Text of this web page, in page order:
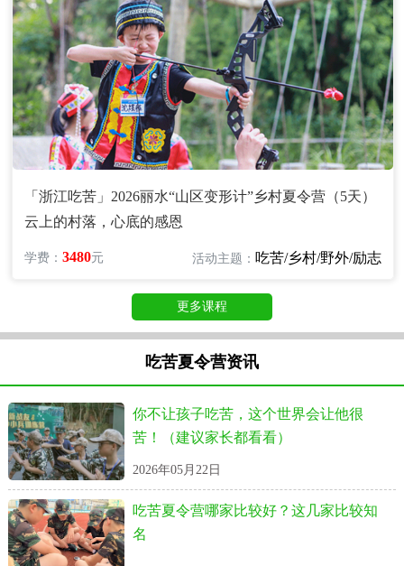
「浙江吃苦」2026丽水“山区变形计”乡村夏令营（5天）
云上的村落，心底的感恩
学费：3480元 活动主题： 吃苦/乡村/野外/励志
更多课程
吃苦夏令营资讯
你不让孩子吃苦，这个世界会让他很
苦！（建议家长都看看）
2026年05月22日
吃苦夏令营哪家比较好？这几家比较知
名